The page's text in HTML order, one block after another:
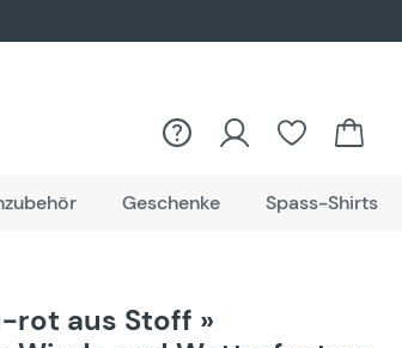
Geschenke Spass-Shirts
rot aus Stoff »